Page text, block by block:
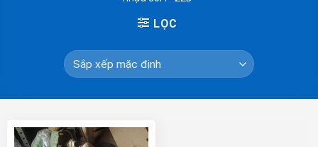
LỌC